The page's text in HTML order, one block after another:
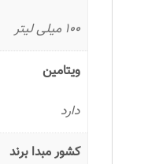
100 میلی لیتر
ویتامین
دارد
کشور مبدا برند